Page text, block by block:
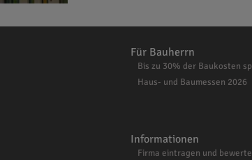
Für Bauherrn
Bis zu 30% der Baukosten
Haus- und Baumessen 2026
Informationen
Firma eintragen und